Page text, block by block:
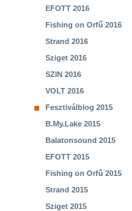
EFOTT 2016
Fishing on Orfű 2016
Strand 2016
Sziget 2016
SZIN 2016
VOLT 2016
Fesztiválblog 2015
B.My.Lake 2015
Balatonsound 2015
EFOTT 2015
Fishing on Orfű 2015
Strand 2015
Sziget 2015